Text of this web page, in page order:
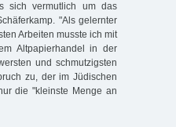
sich vermutlich um das
"Als gelernter
Arbeiten musste ich mit
Altpapierhandel in der
und schmutzigsten
zu, der im Jüdischen
die "kleinste Menge an